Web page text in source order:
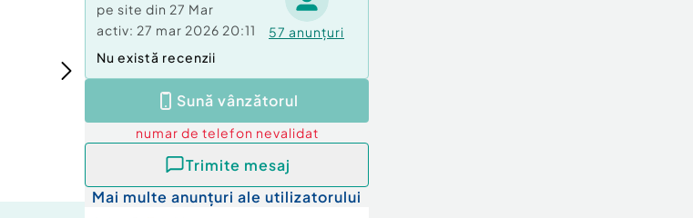
pe site din 27 Mar
activ: 27 mar 2026 20:11 57 anunțuri
Nu există recenzii
Sună vânzătorul
numar de telefon nevalidat
Trimite mesaj
Mai multe anunțuri ale utilizatorului